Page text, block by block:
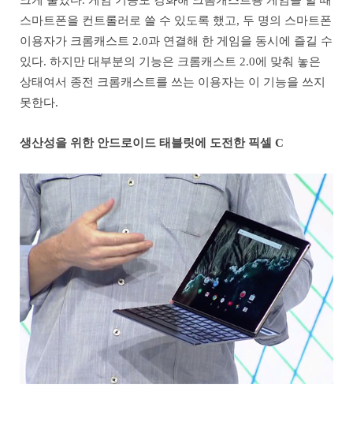
스마트폰을 컨트롤러로 쓸 수 있도록 했고, 두 명의 스마트폰
이용자가 크롬캐스트 2.0과 연결해 한 게임을 동시에 즐길 수
있다. 하지만 대부분의 기능은 크롬캐스트 2.0에 맞춰 놓은
상태여서 종전 크롬캐스트를 쓰는 이용자는 이 기능을 쓰지
못한다.
생산성을 위한 안드로이드 태블릿에 도전한 픽셀 C